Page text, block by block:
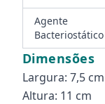
Agente
Bacteriostático
Dimensões
Largura: 7,5 cm
Altura: 11 cm